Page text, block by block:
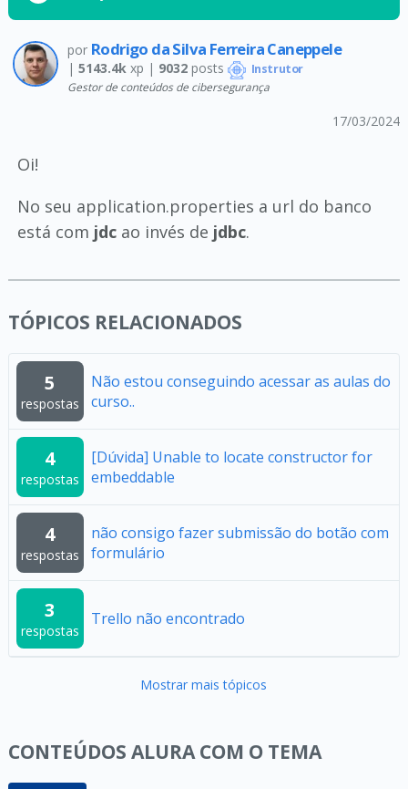
por Rodrigo da Silva Ferreira Caneppele
| 5143.4kxp | 9032posts Instrutor
Gestor de conteúdos de cibersegurança
17/03/2024
Oi!
No seu application.properties a url do banco
está com jdcao invés de jdbc.
TÓPICOS RELACIONADOS
5
respostas
Não estou conseguindo acessar as aulas do
curso..
4
respostas
[Dúvida] Unable to locate constructor for
embeddable
4
respostas
não consigo fazer submissão do botão com
formulário
3
respostas
Trello não encontrado
Mostrar mais tópicos
CONTEÚDOS ALURA COM O TEMA